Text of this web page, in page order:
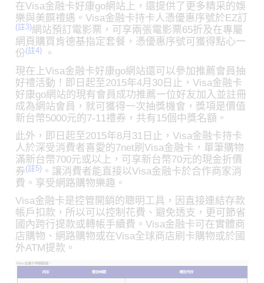
在Visa金融卡好康go網站上，還提供了更多精采的娛
樂與美饌禮遇。Visa金融卡持卡人憑優惠序號於EZ訂
(註3)網站預訂電影票，可享兩張電影票65折及在專屬
網頁購買肯德基指定套餐，憑優惠序號可獲得點心一
份(註4)
。
現在上Visa金融卡好康go網站還可以參加推薦會員抽
好禮活動！即日起至2015年4月30日止，Visa金融卡
好康go網站的現有會員成功推薦一位好友加入並註冊
成為網站會員，就可獲得一次抽獎機會，獎項是價值
新台幣5000元的7-11禮券，共有15個中獎名額。
此外，即日起至2015年8月31日止，Visa金融卡持卡
人於深受消費者喜愛的7net刷Visa金融卡，單筆購物
滿新台幣700元或以上，可享新台幣70元的現金折價
券(註5) 。讓消費者能直接以Visa金融卡於合作商家消
費。享受網路購物樂趣。
Visa金融卡是控管開銷的聰明工具，因直接連結存款
帳戶扣款，所以可以控制花費、避免透支，更可節省
國內跨行提款或轉帳手續費。Visa金融卡可在實體商
店購物、網路購物或在Visa全球商店刷卡購物或於國
外ATM提款。